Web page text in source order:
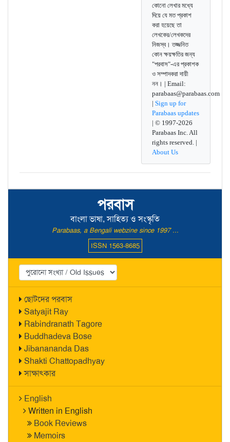
পরবাস
বাংলা ভাষা, সাহিত্য ও সংস্কৃতি
Parabaas, a Bengali webzine since 1997 ...
ISSN 1563-8685
ছোটদের পরবাস
Satyajit Ray
Rabindranath Tagore
Buddhadeva Bose
Jibanananda Das
Shakti Chattopadhyay
সাক্ষাৎকার
English
Written in English
Book Reviews
Memoirs
কোনো লেখার মধ্যে
দিয়ে যে মত প্রকাশ
করা হয়েছে তা
লেখকের/লেখকদের
নিজস্ব। তজ্জনিত
কোন ক্ষয়ক্ষতির জন্য
"পরবাস"-এর প্রকাশক
ও সম্পাদকরা দায়ী
নন। | Email:
parabaas@parabaas.com
Sign up for
Parabaas updates
| © 1997-2026
Parabaas Inc. All
rights reserved. |
About Us